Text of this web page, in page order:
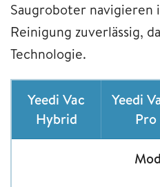
Saugroboter navigieren
Reinigung zuverlässig,
Technologie.
Yeedi Vac
Hybrid
Yeedi
Pro